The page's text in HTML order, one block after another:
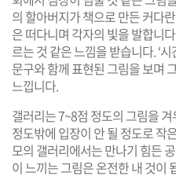
의 할아버지가 책으로 만든 커다
은 떠다니며 각자의 빛을 발합니
르는 것 같은 느낌을 받습니다. ‘
문구와 함께 표현된 그림을 보며
느낍니다.
갤러리는 7~8점 정도의 그림을
정도밖에 입장이 안 될 정도로 작
모의 갤러리에서는 만나기 힘든
이 느끼는 그림은 온전한 내 것이